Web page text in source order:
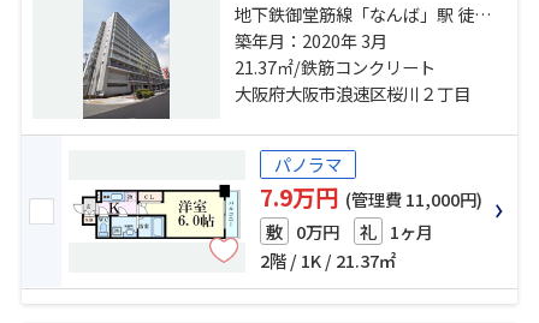
地下鉄御堂筋線「なんば」駅 徒歩8
分 阪神電鉄阪神なんば「桜川」
駅 徒歩7分 関西本線「ＪＲ難波」
駅 徒歩8分
築年月：2020年 3月
21.37㎡/鉄筋コンクリート
大阪府大阪市浪速区桜川２丁目
パノラマ
7.9万円 (管理費 11,000円)
敷 0万円 礼 1ヶ月
2階 / 1K / 21.37㎡